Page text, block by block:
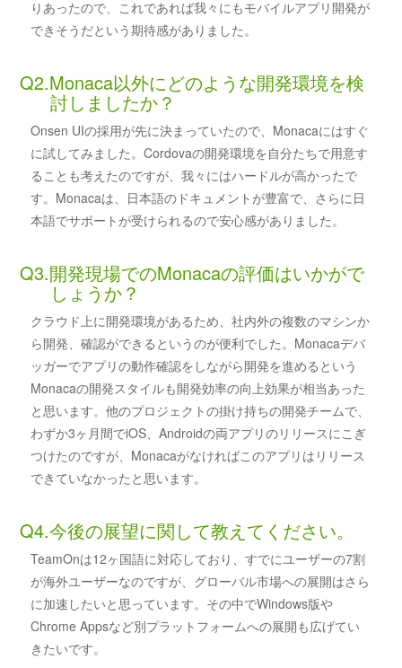
りあったので、これであれば我々にもモバイルアプリ開発が
できそうだという期待感がありました。
Q2.Monaca以外にどのような開発環境を検
討しましたか？
Onsen UIの採用が先に決まっていたので、Monacaにはすぐ
に試してみました。Cordovaの開発環境を自分たちで用意す
ることも考えたのですが、我々にはハードルが高かったで
す。Monacaは、日本語のドキュメントが豊富で、さらに日
本語でサポートが受けられるので安心感がありました。
Q3.開発現場でのMonacaの評価はいかがで
しょうか？
クラウド上に開発環境があるため、社内外の複数のマシンか
ら開発、確認ができるというのが便利でした。Monacaデバ
ッガーでアプリの動作確認をしながら開発を進めるという
Monacaの開発スタイルも開発効率の向上効果が相当あった
と思います。他のプロジェクトの掛け持ちの開発チームで、
わずか3ヶ月間でiOS、Androidの両アプリのリリースにこぎ
つけたのですが、Monacaがなければこのアプリはリリース
できていなかったと思います。
Q4.今後の展望に関して教えてください。
TeamOnは12ヶ国語に対応しており、すでにユーザーの7割
が海外ユーザーなのですが、グローバル市場への展開はさら
に加速したいと思っています。その中でWindows版や
Chrome Appsなど別プラットフォームへの展開も広げてい
きたいです。